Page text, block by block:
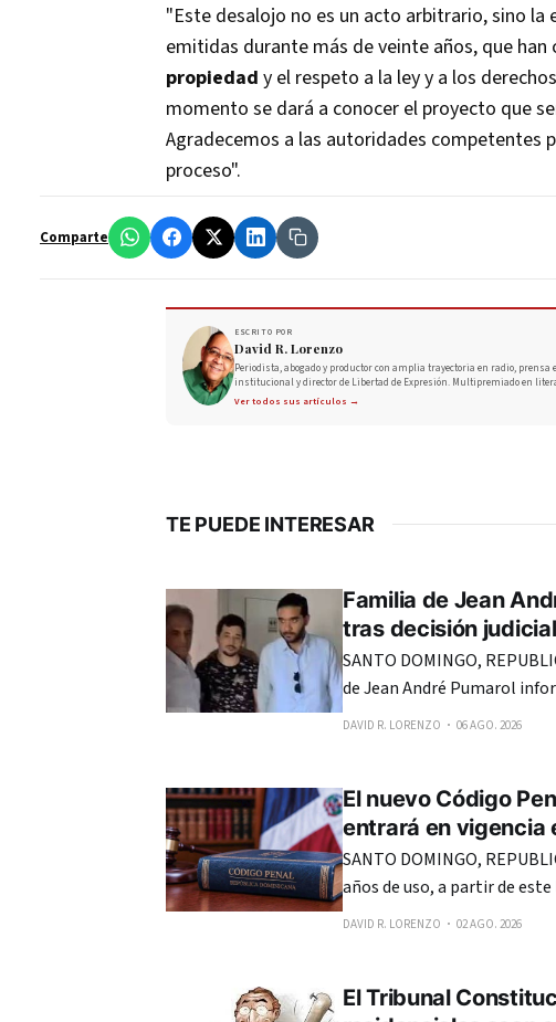
"Este desalojo no es un acto arbitrario, sino la
emitidas durante más de veinte años, que
propiedad y el respeto a la ley y a los
momento se dará a conocer el proyecto que
Agradecemos a las autoridades competentes
proceso".
Comparte
ESCRITO POR
David R. Lorenzo
Periodista, abogado y productor con amplia trayectoria en radio,
institucional y director de Libertad de Expresión. Multipremiado en
Ver todos sus artículos →
TE PUEDE INTERESAR
Familia de Jean
tras decisión judicial
SANTO DOMINGO,
de Jean André Pumarol
autoridades, en
DAVID R. LORENZO 06 AGO. 2026
El nuevo Código
entrará en vigencia
SANTO DOMINGO,
años de uso, a partir de
Penal de República Dominicana,
DAVID R. LORENZO 02 AGO. 2026
El Tribunal